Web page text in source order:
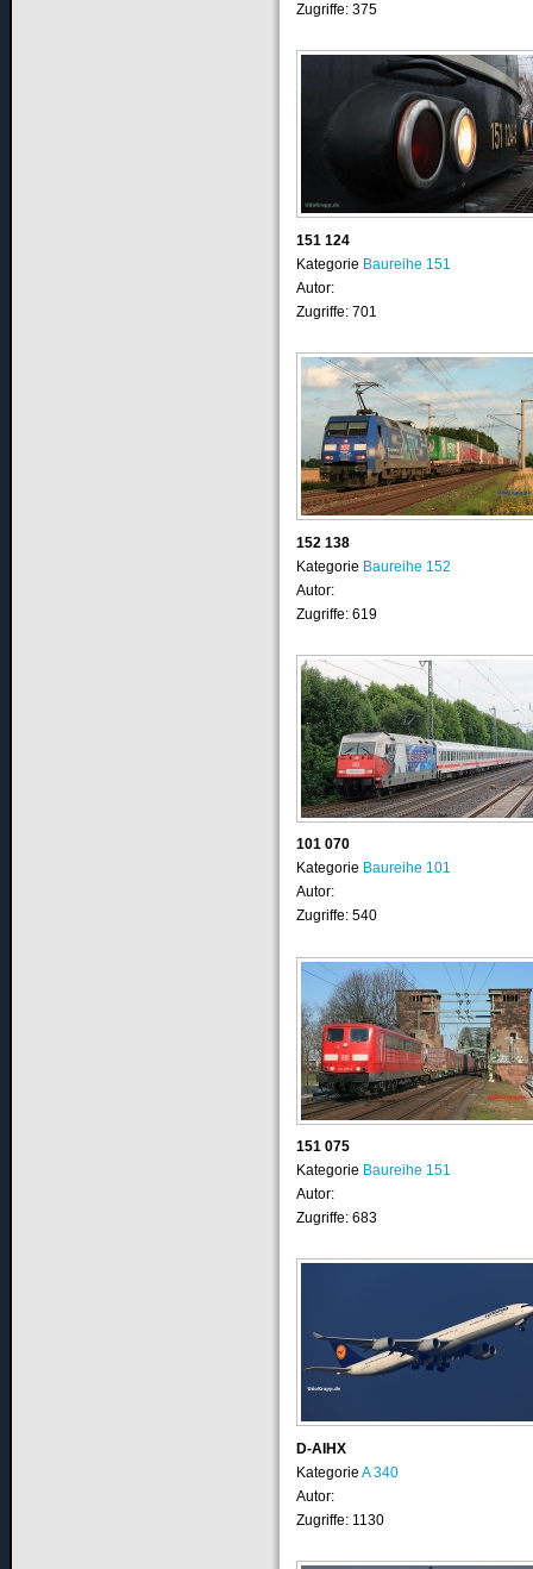
Zugriffe: 375
151 124
Kategorie Baureihe 151
Autor:
Zugriffe: 701
152 138
Kategorie Baureihe 152
Autor:
Zugriffe: 619
101 070
Kategorie Baureihe 101
Autor:
Zugriffe: 540
151 075
Kategorie Baureihe 151
Autor:
Zugriffe: 683
D-AIHX
KategorieA 340
Autor:
Zugriffe: 1130